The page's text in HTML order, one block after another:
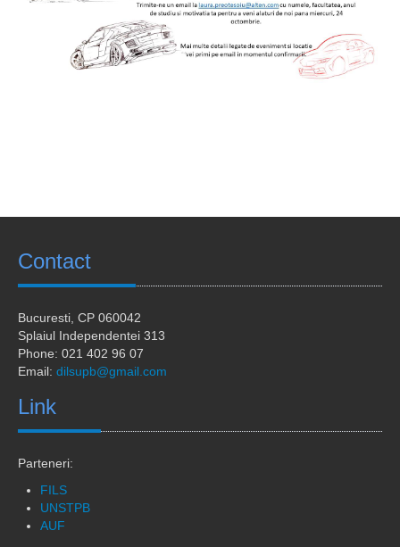
Colaborari
Acces digital
Sesiune comunicări științifice
Stagii in strainatate
Stagii de practica
Noutăți
Contact
Contact
Bucuresti , CP 060042
Splaiul Independentei 313
Phone: 021 402 96 07
Email: dilsupb@gmail.com
Link
Parteneri:
FILS
UNSTPB
AUF